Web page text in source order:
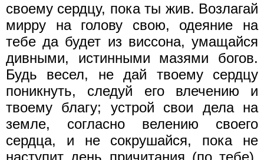
своему сердцу, пока ты жив. Возлагай
мирру на голову свою, одеяние на
тебе да будет из виссона, умащайся
дивными, истинными мазями богов.
Будь весел, не дай твоему сердцу
поникнуть, следуй его влечению и
твоему благу; устрой свои дела на
земле, согласно велению своего
сердца, и не сокрушайся, пока не
наступит день причитания (по тебе).